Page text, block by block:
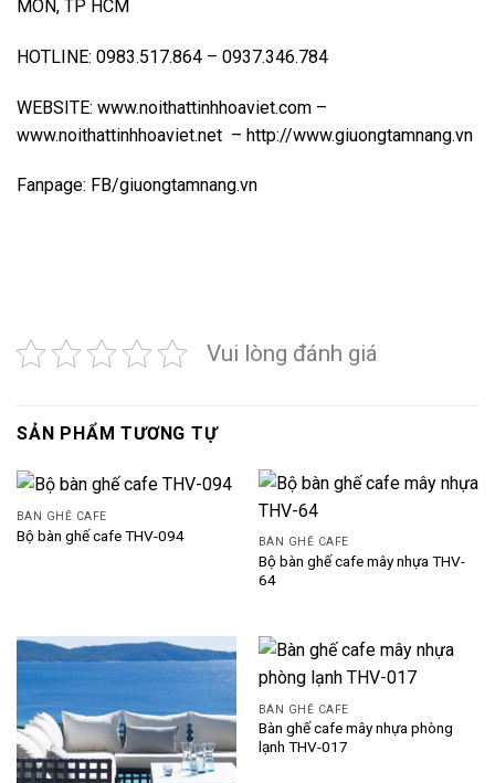
MÔN, TP HCM
HOTLINE: 0983.517.864 – 0937.346.784
WEBSITE: www.noithattinhhoaviet.com –
www.noithattinhhoaviet.net – http://www.giuongtamnang.vn
Fanpage: FB/giuongtamnang.vn
Vui lòng đánh giá
SẢN PHẨM TƯƠNG TỰ
BÀN GHẾ CAFE
Bộ bàn ghế cafe THV-094 BÀN GHẾ CAFE
Bộ bàn ghế cafe mây nhựa THV-
64
BÀN GHẾ CAFE
Bàn ghế cafe mây nhựa phòng
lạnh THV-017